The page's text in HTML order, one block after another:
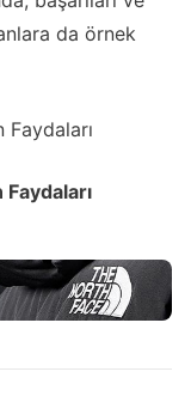
da örnek